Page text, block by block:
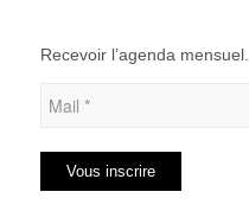
Recevoir l’agenda mensuel.